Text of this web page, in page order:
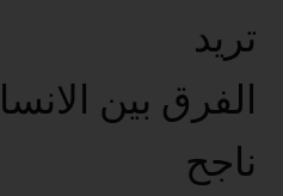
تريد
الفرق بين
ناجح